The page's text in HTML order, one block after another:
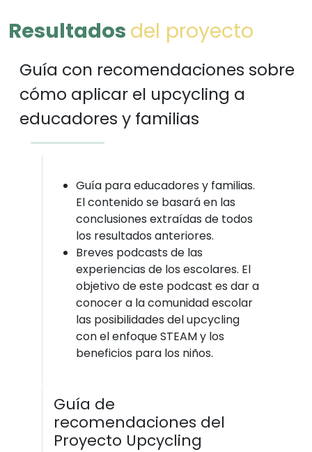
Resultados del proyecto
Guía con recomendaciones sobre
cómo aplicar el upcycling a
educadores y familias
Guía para educadores y familias.
El contenido se basará en las
conclusiones extraídas de todos
los resultados anteriores.
Breves podcasts de las
experiencias de los escolares. El
objetivo de este podcast es dar a
conocer a la comunidad escolar
las posibilidades del upcycling
con el enfoque STEAM y los
beneficios para los niños.
Guía de
recomendaciones del
Proyecto Upcycling